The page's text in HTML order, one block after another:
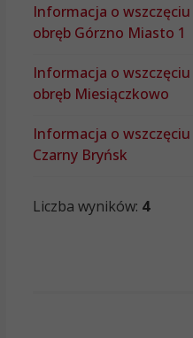
Informacja o
obręb Górzno Miasto 1
Informacja o
obręb Miesiączkowo
Informacja o
Czarny Bryńsk
Liczba wyników: 4